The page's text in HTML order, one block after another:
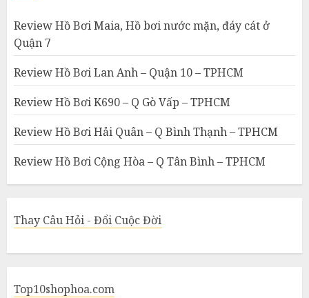
Review Hồ Bơi Maia, Hồ bơi nước mặn, đáy cát ở
Quận 7
Review Hồ Bơi Lan Anh – Quận 10 – TPHCM
Review Hồ Bơi K690 – Q Gò Vấp – TPHCM
Review Hồ Bơi Hải Quân – Q Bình Thạnh – TPHCM
Review Hồ Bơi Cộng Hòa – Q Tân Bình – TPHCM
Thay Câu Hỏi - Đổi Cuộc Đời
Top10shophoa.com